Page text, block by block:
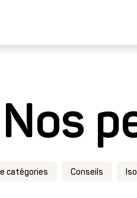
Nos
catégories Conseils